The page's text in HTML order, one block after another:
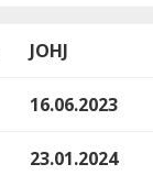
JOHJ
16.06.2023
23.01.2024